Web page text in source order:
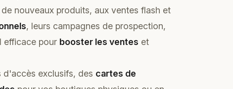
nouveaux produits, aux ventes flash et
, leurs campagnes de prospection,
efficace pour booster les ventes et
d'accès exclusifs, des cartes de